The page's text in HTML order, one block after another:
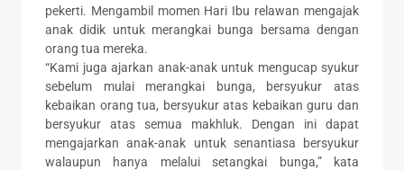
pekerti. Mengambil momen Hari Ibu relawan mengajak
anak didik untuk merangkai bunga bersama dengan
orang tua mereka.
“Kami juga ajarkan anak-anak untuk mengucap syukur
sebelum mulai merangkai bunga, bersyukur atas
kebaikan orang tua, bersyukur atas kebaikan guru dan
bersyukur atas semua makhluk. Dengan ini dapat
mengajarkan anak-anak untuk senantiasa bersyukur
walaupun hanya melalui setangkai bunga,” kata